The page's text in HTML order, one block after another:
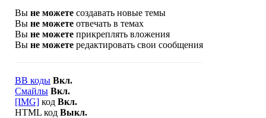
Вы не можете создавать новые темы
Вы не можете отвечать в темах
Вы не можете прикреплять вложения
Вы не можете редактировать свои сообщения
BB коды Вкл.
Смайлы Вкл.
[IMG] код Вкл.
HTML код Выкл.